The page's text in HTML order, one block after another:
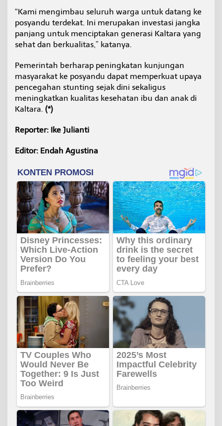
“Kami mengimbau seluruh warga untuk datang ke
posyandu terdekat. Ini merupakan investasi jangka
panjang untuk menciptakan generasi Kaltara yang
sehat dan berkualitas,” katanya.
Pemerintah berharap peningkatan kunjungan
masyarakat ke posyandu dapat memperkuat upaya
pencegahan stunting sejak dini sekaligus
meningkatkan kualitas kesehatan ibu dan anak di
Kaltara. (*)
Reporter: Ike Julianti
Editor: Endah Agustina